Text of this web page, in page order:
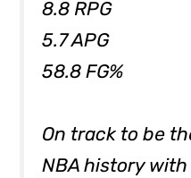
8.8 RPG
5.7 APG
58.8 FG%
On track to be
NBA history